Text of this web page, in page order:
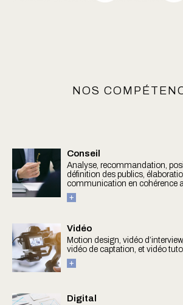
NOS
Conseil
Analyse, recommandation,
définition des publics,
communication en cohérence
Vidéo
Motion design, vidéo
vidéo de captation, et vidéo
Digital